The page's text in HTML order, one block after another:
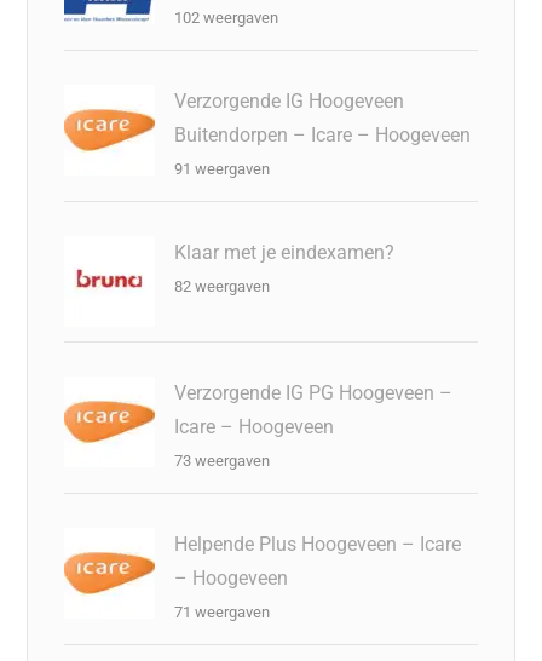
102 weergaven
Verzorgende IG Hoogeveen
Buitendorpen – Icare – Hoogeveen
91 weergaven
Klaar met je eindexamen?
82 weergaven
Verzorgende IG PG Hoogeveen –
Icare – Hoogeveen
73 weergaven
Helpende Plus Hoogeveen – Icare
– Hoogeveen
71 weergaven